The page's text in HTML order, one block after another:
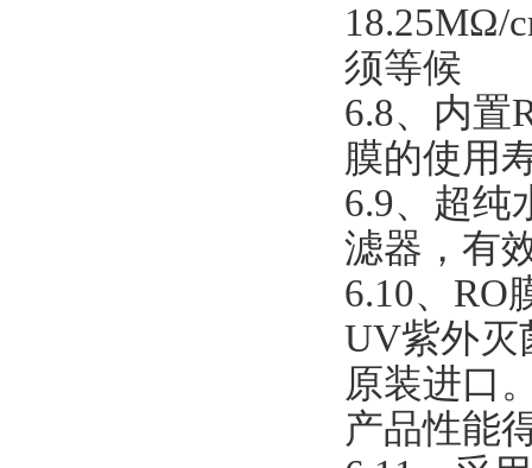
18.25MΩ/
须等候
6.8、内置
膜的使用
6.9、超纯
滤器，有
6.10、RO
UV紫外灭
原装进口
产品性能